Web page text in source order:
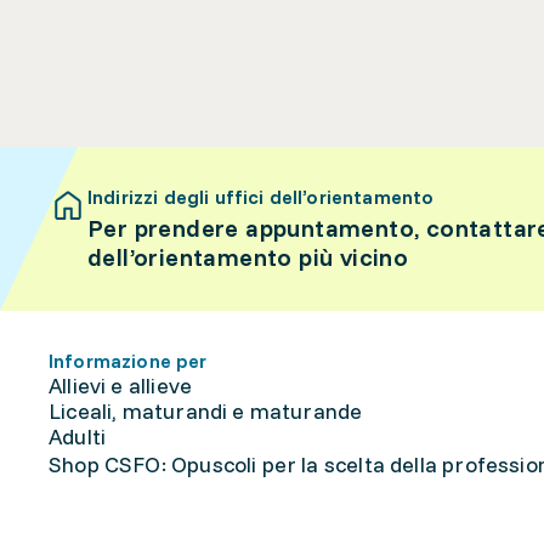
Indirizzi degli uffici dell’orientamento
Per prendere appuntamento,
dell’orientamento più vicino
Informazione per
Allievi e allieve
Liceali, maturandi e maturande
Adulti
Shop CSFO: Opuscoli per la scelta della